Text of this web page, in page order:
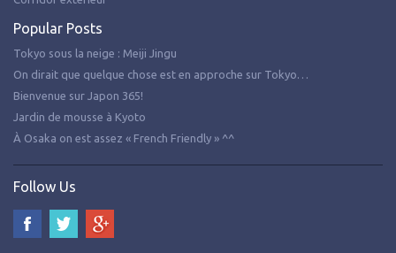
Popular Posts
Tokyo sous la neige : Meiji Jingu
On dirait que quelque chose est en approche sur Tokyo…
Bienvenue sur Japon 365!
Jardin de mousse à Kyoto
À Osaka on est assez « French Friendly » ^^
Follow Us